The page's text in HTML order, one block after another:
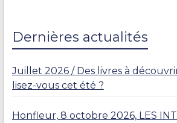
R
Dernières actualités
Juillet 2026 / Des livres à
lisez-vous cet été ?
Honfleur, 8 octobre 2026, LES